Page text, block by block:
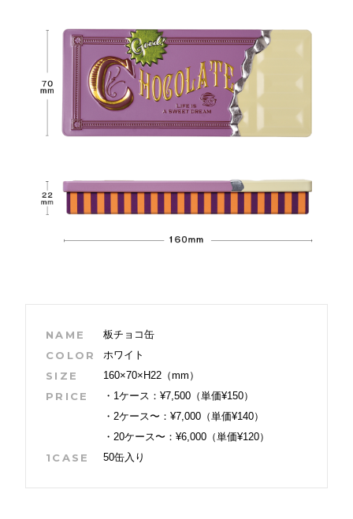
NAME 板チョコ缶
COLOR ホワイト
SIZE 160×70×H22（mm）
PRICE
・1ケース：¥7,500（単価¥150）
・2ケース〜：¥7,000（単価¥140）
・20ケース〜：¥6,000（単価¥120）
1CASE 50缶入り